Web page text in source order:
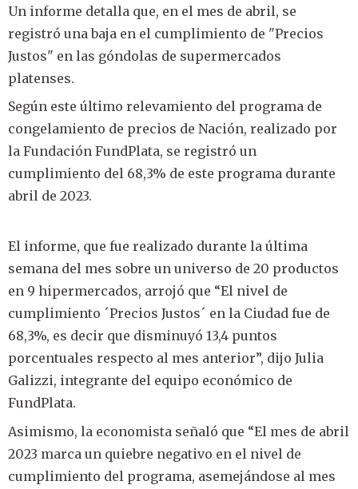
Un informe detalla que, en el mes de abril, se
registró una baja en el cumplimiento de "Precios
Justos" en las góndolas de supermercados
platenses.
Según este último relevamiento del programa de
congelamiento de precios de Nación, realizado por
la Fundación FundPlata, se registró un
cumplimiento del 68,3% de este programa durante
abril de 2023.
El informe, que fue realizado durante la última
semana del mes sobre un universo de 20 productos
en 9 hipermercados, arrojó que “El nivel de
cumplimiento ´Precios Justos´ en la Ciudad fue de
68,3%, es decir que disminuyó 13,4 puntos
porcentuales respecto al mes anterior”, dijo Julia
Galizzi, integrante del equipo económico de
FundPlata.
Asimismo, la economista señaló que “El mes de abril
2023 marca un quiebre negativo en el nivel de
cumplimiento del programa, asemejándose al mes